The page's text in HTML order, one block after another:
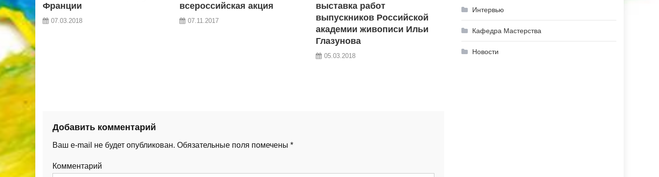
Франции
07.03.2018
всероссийская акция
07.11.2017
выставка работ
выпускников Российской
академии живописи Ильи
Глазунова
05.03.2018
Добавить комментарий
Ваш e-mail не будет опубликован. Обязательные поля помечены *
Комментарий
Интервью
Кафедра Мастерства
Новости